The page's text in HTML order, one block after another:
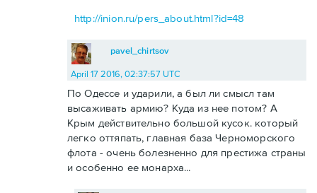
http://inion.ru/pers_about.html?id=48
pavel_chirtsov
April 17 2016, 02:37:57 UTC
По Одессе и ударили, а был ли смысл там
высаживать армию? Куда из нее потом? А
Крым действительно большой кусок. который
легко оттяпать, главная база Черноморского
флота - очень болезненно для престижа страны
и особенно ее монарха...